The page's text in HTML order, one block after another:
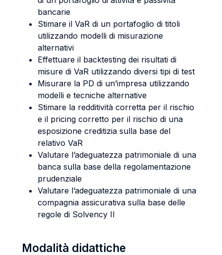
bancarie
Stimare il VaR di un portafoglio di titoli
utilizzando modelli di misurazione
alternativi
Effettuare il backtesting dei risultati di
misure di VaR utilizzando diversi tipi di test
Misurare la PD di un’impresa utilizzando
modelli e tecniche alternative
Stimare la redditività corretta per il rischio
e il pricing corretto per il rischio di una
esposizione creditizia sulla base del
relativo VaR
Valutare l’adeguatezza patrimoniale di una
banca sulla base della regolamentazione
prudenziale
Valutare l’adeguatezza patrimoniale di una
compagnia assicurativa sulla base delle
regole di Solvency II
Modalità didattiche